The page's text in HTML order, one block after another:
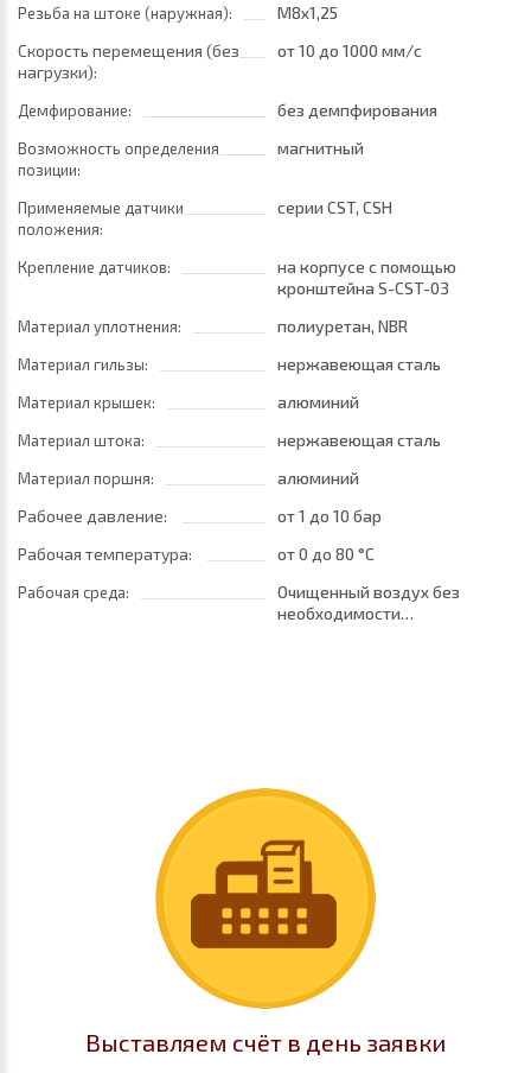
Резьба на штоке (наружная):
M8x1,25
Скорость перемещения (без
нагрузки):
от 10 до 1000 мм/с
Демфирование: без демпфирования
Возможность определения
позиции:
магнитный
Применяемые датчики
положения:
серии CST, CSH
Крепление датчиков:
на корпусе с помощью
кронштейна S-CST-03
Материал уплотнения: полиуретан, NBR
Материал гильзы: нержавеющая сталь
Материал крышек: алюминий
Материал штока: нержавеющая сталь
Материал поршня:
алюминий
Рабочее давление:
от 1 до 10 бар
Рабочая температура:
от 0 до 80 °C
Рабочая среда:
Очищенный воздух без
необходимости
Выставляем счёт в день заявки